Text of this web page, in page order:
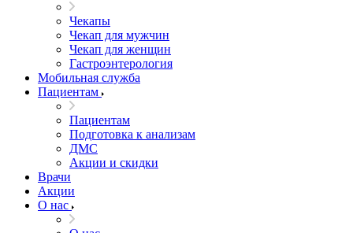
Чекапы
Чекап для мужчин
Чекап для женщин
Гастроэнтерология
Мобильная служба
Пациентам
Пациентам
Подготовка к анализам
­ДМС
­Акции и скидки
Врачи
Акции
О нас